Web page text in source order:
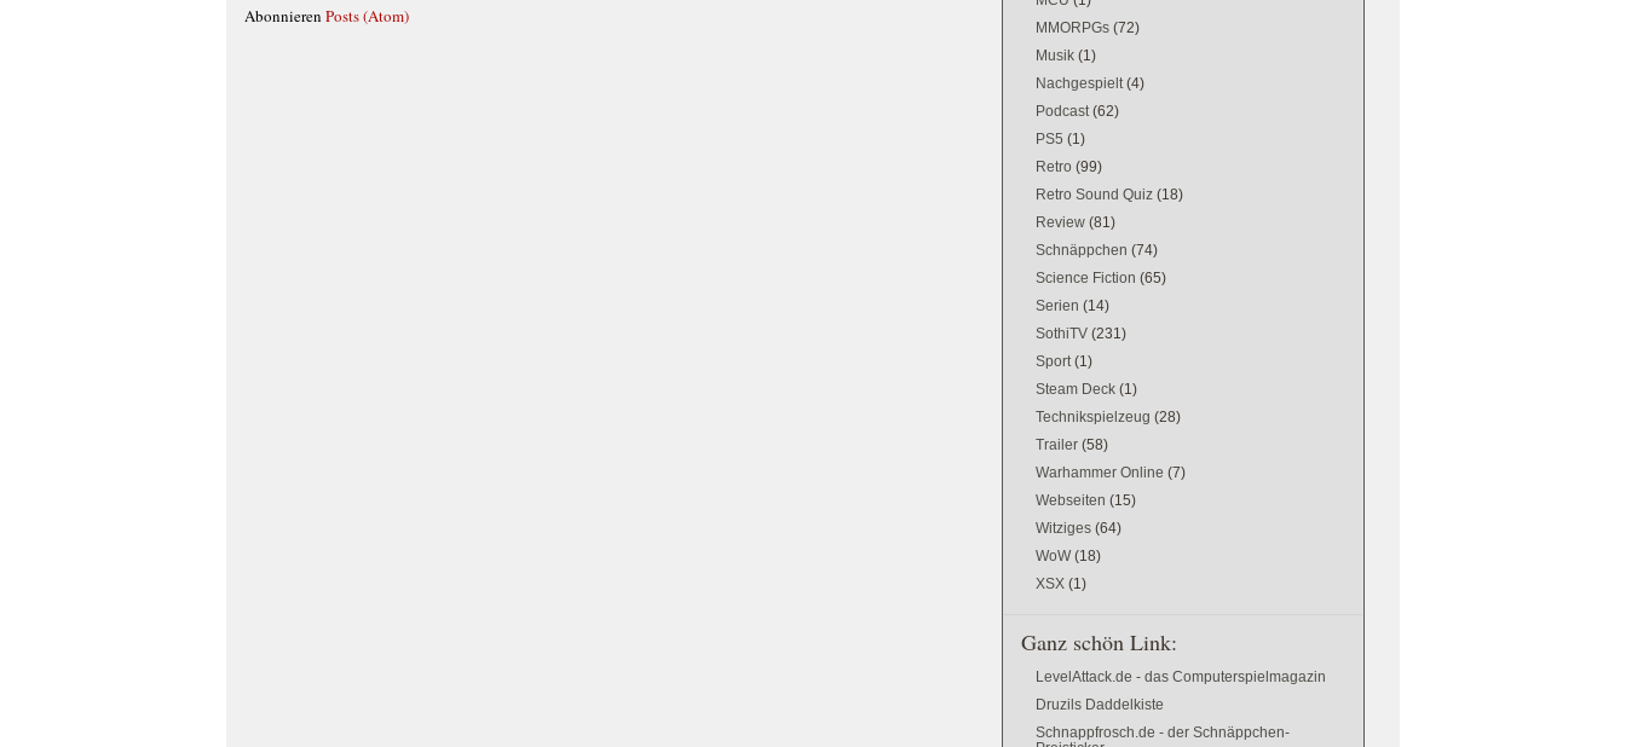
Abonnieren Posts (Atom)
MMORPGs (72)
Musik (1)
Nachgespielt (4)
Podcast (62)
PS5 (1)
Retro (99)
Retro Sound Quiz (18)
Review (81)
Schnäppchen (74)
Science Fiction (65)
Serien (14)
SothiTV (231)
Sport (1)
Steam Deck (1)
Technikspielzeug (28)
Trailer (58)
Warhammer Online (7)
Webseiten (15)
Witziges (64)
WoW (18)
XSX (1)
Ganz schön Link:
LevelAttack.de - das Computerspielmagazin
Druzils Daddelkiste
Schnappfrosch.de - der Schnäppchen-